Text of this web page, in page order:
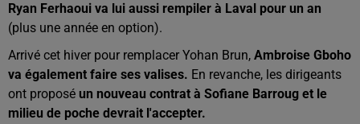
Ryan Ferhaoui va lui aussi rempiler à Laval pour un an
(plus une année en option).
Arrivé cet hiver pour remplacer Yohan Brun, Ambroise Gboho
va également faire ses valises. En revanche, les dirigeants
ont proposé un nouveau contrat à Sofiane Barroug et le
milieu de poche devrait l'accepter.